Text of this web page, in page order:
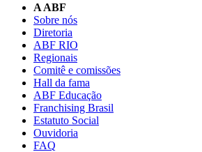
A ABF
Sobre nós
Diretoria
ABF RIO
Regionais
Comitê e comissões
Hall da fama
ABF Educação
Franchising Brasil
Estatuto Social
Ouvidoria
FAQ